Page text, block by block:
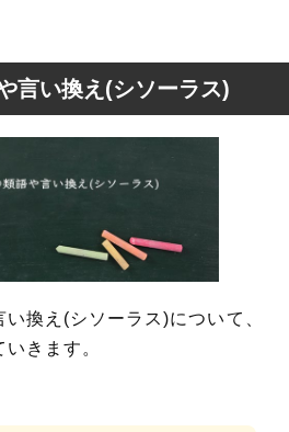
言い換え(シソーラス)
い換え(シソーラス)について、
きます。